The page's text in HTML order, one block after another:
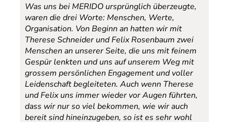
Was uns bei MERIDO ursprünglich überzeugte,
waren die drei Worte: Menschen, Werte,
Organisation. Von Beginn an hatten wir mit
Therese Schneider und Felix Rosenbaum zwei
Menschen an unserer Seite, die uns mit feinem
Gespür lenkten und uns auf unserem Weg mit
grossem persönlichen Engagement und voller
Leidenschaft begleiteten. Auch wenn Therese
und Felix uns immer wieder vor Augen führten,
dass wir nur so viel bekommen, wie wir auch
bereit sind hineinzugeben, so ist es sehr wohl